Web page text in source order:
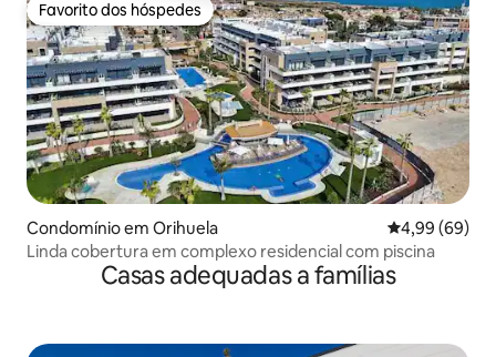
Favorito dos hóspedes
Favorito dos hóspedes
Condomínio em Orihuela Classificação
4,99 (69)
Linda cobertura em complexo residencial com piscina
Casas adequadas a famílias